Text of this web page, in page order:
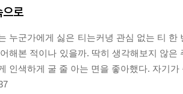
으로
누군가에게 싫은 티는커녕 관심 없는 티
해본 적이나 있을까. 딱히 생각해보지 않
인색하게 굴 줄 아는 면을 좋아했다. 자기